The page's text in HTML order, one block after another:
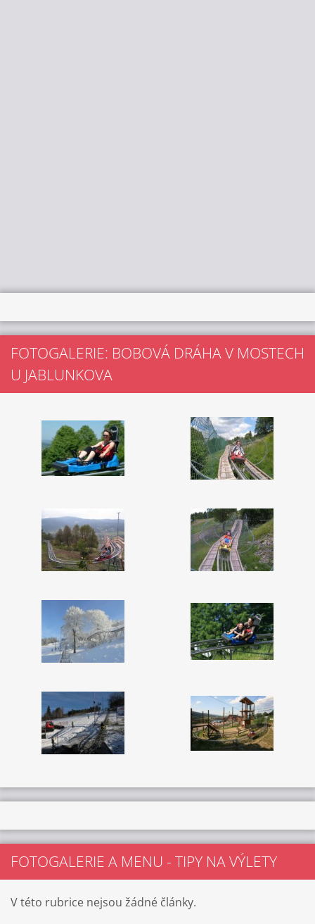
FOTOGALERIE: BOBOVÁ DRÁHA V MOSTECH
U JABLUNKOVA
FOTOGALERIE A MENU - TIPY NA VÝLETY
V této rubrice nejsou žádné články.